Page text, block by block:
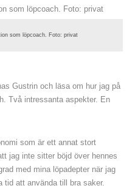
som löpcoach. Foto: privat
Gustrin och läsa om hur jag på
Två intressanta aspekter. En
som är ett annat stort
jag inte sitter böjd över hennes
med mina löpadepter när jag
tid att använda till bra saker.